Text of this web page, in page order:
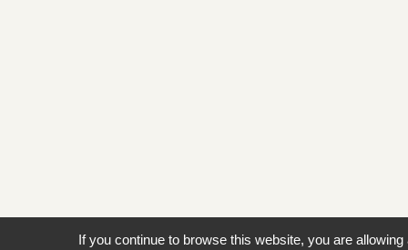
If you continue to browse this website, you are